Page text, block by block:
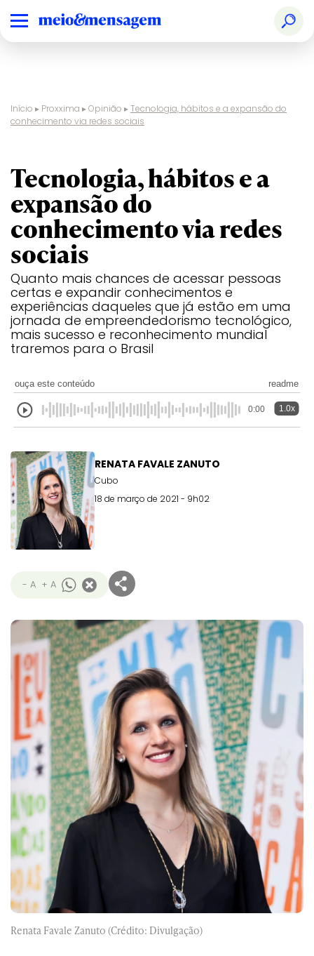
Início ▸ Proxxima ▸Opinião ▸ Tecnologia, hábitos e a expansão do
conhecimento via redes sociais
Tecnologia, hábitos e a
expansão do
conhecimento via redes
sociais
Quanto mais chances de acessar pessoas
certas e expandir conhecimentos e
experiências daqueles que já estão em uma
jornada de empreendedorismo tecnológico,
mais sucesso e reconhecimento mundial
traremos para o Brasil
ouça este conteúdo readme
0:00 1.0x
RENATA FAVALE ZANUTO
Cubo
18 de março de 2021 - 9h02
- A + A
Renata Favale Zanuto (Crédito: Divulgação)